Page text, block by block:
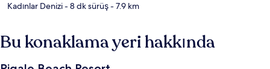
Kadınlar Denizi- 8 dk sürüş- 7.9 km
Bu konaklama yeri hakkında